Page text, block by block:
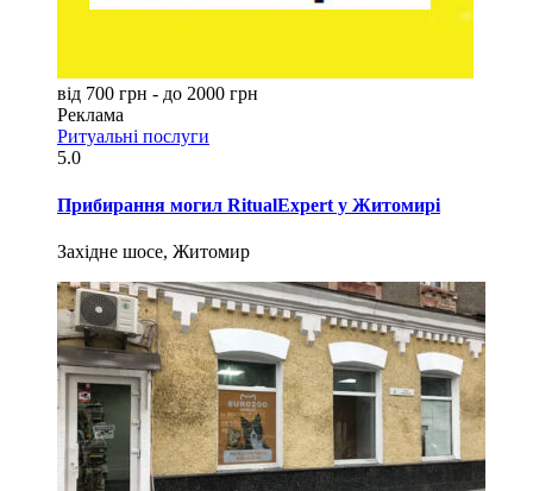
від 700 грн - до 2000 грн
Реклама
Ритуальні послуги
5.0
Прибирання могил RitualExpert у Житомирі
Західне шосе, Житомир